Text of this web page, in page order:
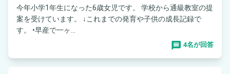
今年小学1年生になった6歳女児です。 学校から通級教室の提
案を受けています。 ↓これまでの発育や子供の成長記録で
す。 •早産で一ヶ...
4名が回答